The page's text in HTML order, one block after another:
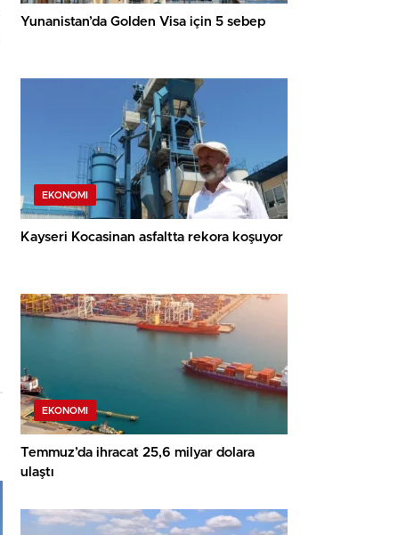
Yunanistan’da Golden Visa için 5 sebep
EKONOMI
Kayseri Kocasinan asfaltta rekora koşuyor
EKONOMI
Temmuz’da ihracat 25,6 milyar dolara
ulaştı